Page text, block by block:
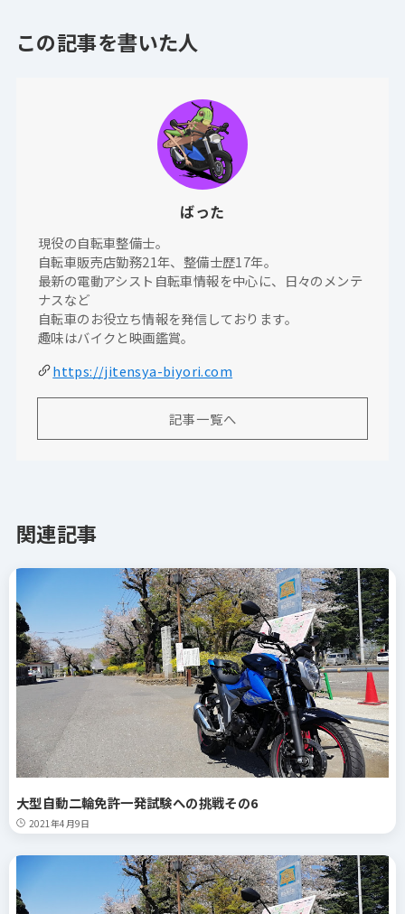
この記事を書いた人
ばった
現役の自転車整備士。
自転車販売店勤務21年、整備士歴17年。
最新の電動アシスト自転車情報を中心に、日々のメンテ
ナスなど
自転車のお役立ち情報を発信しております。
趣味はバイクと映画鑑賞。
https://jitensya-biyori.com
記事一覧へ
関連記事
大型自動二輪免許一発試験への挑戦その6
2021年4月9日